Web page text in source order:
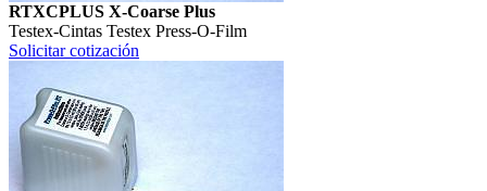
RTXCPLUS X-Coarse Plus
Testex-Cintas Testex Press-O-Film
Solicitar cotización